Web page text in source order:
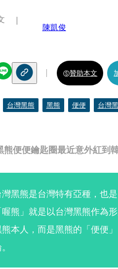
熊便便鑰匙圈最近意外紅到
陳凱俊
贊助本文
台灣黑熊 黑熊 便便 台灣
灣黑熊是台灣特有亞種，也
喔熊」就是以台灣黑熊作為
本人，而是黑熊的「便便